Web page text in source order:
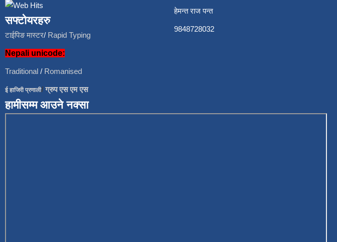
सफ्टोयरहरु
टाईपिङ मास्टर/ Rapid Typing
Nepali unicode:
Traditional / Romanised
ई हाजिरी प्रणाली/ग्रुप एस एम एस
हामीसम्म आउने नक्सा
हेमन्त राज पन्त
9848728032